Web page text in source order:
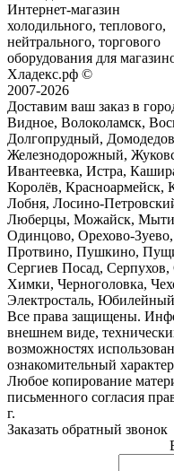
Интернет-магазин
холодильного, теплового,
нейтрального, торгового
оборудования для
Хладекс.рф ©
2007-2026
Доставим ваш заказ в
Видное, Волоколамск,
Долгопрудный,
Железнодорожный,
Ивантеевка, Истра,
Королёв, Красноармейск,
Лобня, Лосино-
Люберцы, Можайск,
Одинцово, Орехово-
Протвино, Пушкино,
Сергиев Посад,
Химки, Черноголовка,
Электросталь, Юбилейный
Все права защищены.
внешнем виде,
возможностях
ознакомительный
Любое копирование
письменного согласия
г.
Заказать обратный звонок